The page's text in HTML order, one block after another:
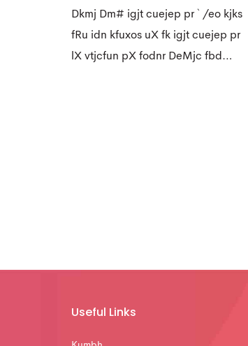
Dkmj Dm# igjt cuejep pr ` /eo kjks
fRu idn kfuxos uX fk igjt cuejep pr
lX vtjcfun pX fodnr DeMjc fbd…
Useful Links